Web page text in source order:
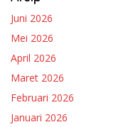
Juni 2026
Mei 2026
April 2026
Maret 2026
Februari 2026
Januari 2026